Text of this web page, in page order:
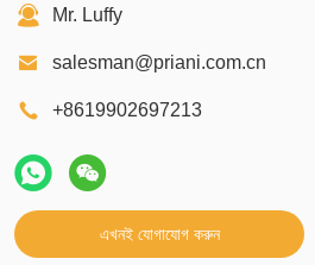
Mr. Luffy
salesman@priani.com.cn
+8619902697213
এখনই যোগাযোগ করুন